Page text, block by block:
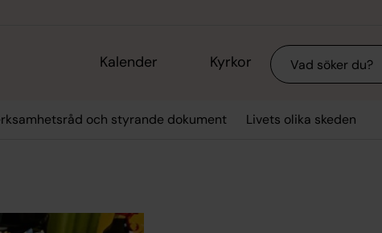
Kalender Kyrkor Sök
och styrande dokument Livets olika skeden